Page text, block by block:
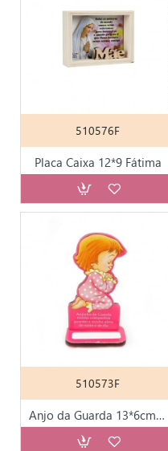
510576F
Placa Caixa 12*9 Fátima
510573F
Anjo da Guarda 13*6cm Recorte a Laser